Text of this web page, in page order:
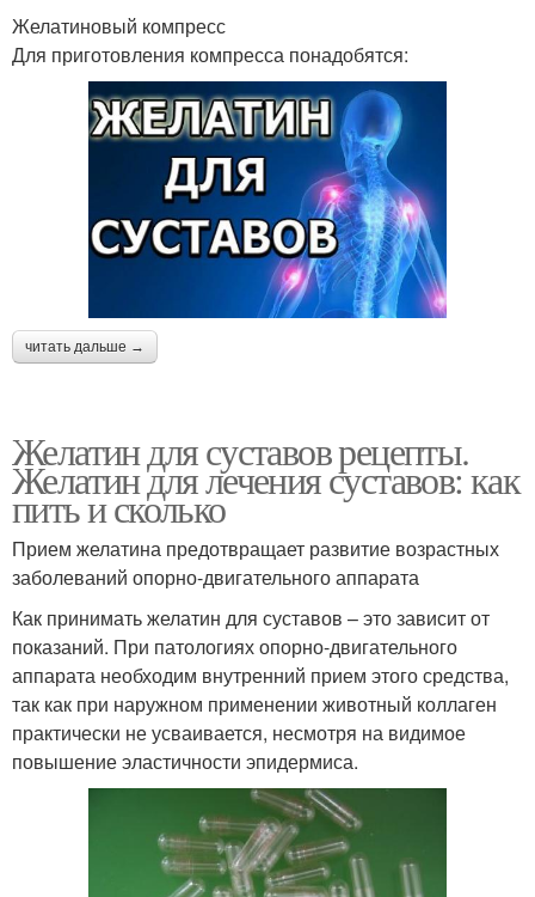
Желатиновый компресс
Для приготовления компресса понадобятся:
читать дальше →
Желатин для суставов рецепты.
Желатин для лечения суставов: как
пить и сколько
Прием желатина предотвращает развитие возрастных
заболеваний опорно-двигательного аппарата
Как принимать желатин для суставов – это зависит от
показаний. При патологиях опорно-двигательного
аппарата необходим внутренний прием этого средства,
так как при наружном применении животный коллаген
практически не усваивается, несмотря на видимое
повышение эластичности эпидермиса.